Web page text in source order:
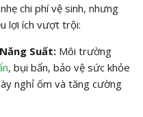
chi phí vệ sinh, nhưng
lợi ích vượt trội:
Suất:Môi trường
, bụi bẩn, bảo vệ sức khỏe
nghỉ ốm và tăng cường